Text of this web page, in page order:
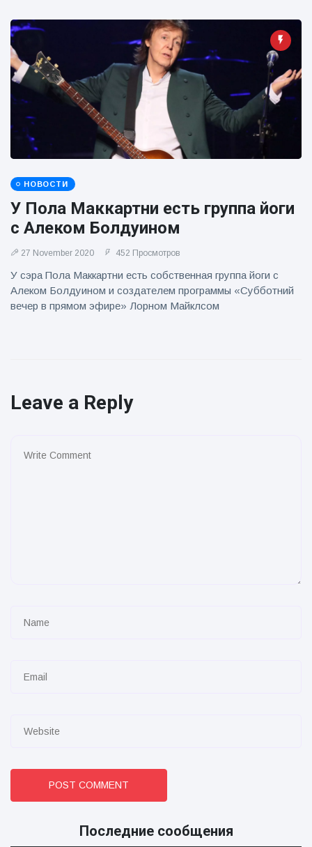
НОВОСТИ
У Пола Маккартни есть группа йоги
с Алеком Болдуином
27 November 2020 452 Просмотров
У сэра Пола Маккартни есть собственная группа йоги с
Алеком Болдуином и создателем программы «Субботний
вечер в прямом эфире» Лорном Майклсом
Leave a Reply
POST COMMENT
Последние сообщения